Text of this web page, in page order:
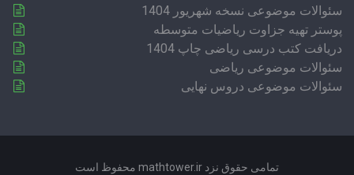
سئوالات موضوعی نسخه شهریور 1404
پوستر تهیه جزاوت ریاضیات متوسطه
دریافت کتب درسی ریاضی چاپ 1404
سئوالات موضوعی ریاضی
سئوالات موضوعی دروس نهایی
تمامی حقوق نزد mathtower.ir محفوظ است